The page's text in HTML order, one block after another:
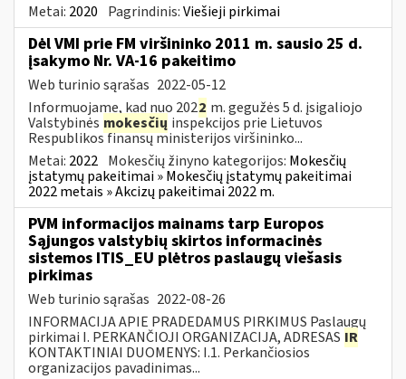
Metai: 2020 Pagrindinis:Viešieji pirkimai
Dėl VMI prie FM viršininko 2011 m. sausio 25 d.
įsakymo Nr. VA-16 pakeitimo
Web turinio sąrašas 2022-05-12
Informuojame, kad nuo 2022 m. gegužės 5 d. įsigaliojo
Valstybinės mokesčių inspekcijos prie Lietuvos
Respublikos finansų ministerijos viršininko...
Metai: 2022 Mokesčių žinyno kategorijos: Mokesčių
įstatymų pakeitimai » Mokesčių įstatymų pakeitimai
2022 metais » Akcizų pakeitimai 2022 m.
PVM informacijos mainams tarp Europos
Sąjungos valstybių skirtos informacinės
sistemos ITIS_EU plėtros paslaugų viešasis
pirkimas
Web turinio sąrašas 2022-08-26
INFORMACIJA APIE PRADEDAMUS PIRKIMUS Paslaugų
pirkimai I. PERKANČIOJI ORGANIZACIJA, ADRESAS IR
KONTAKTINIAI DUOMENYS: I.1. Perkančiosios
organizacijos pavadinimas...